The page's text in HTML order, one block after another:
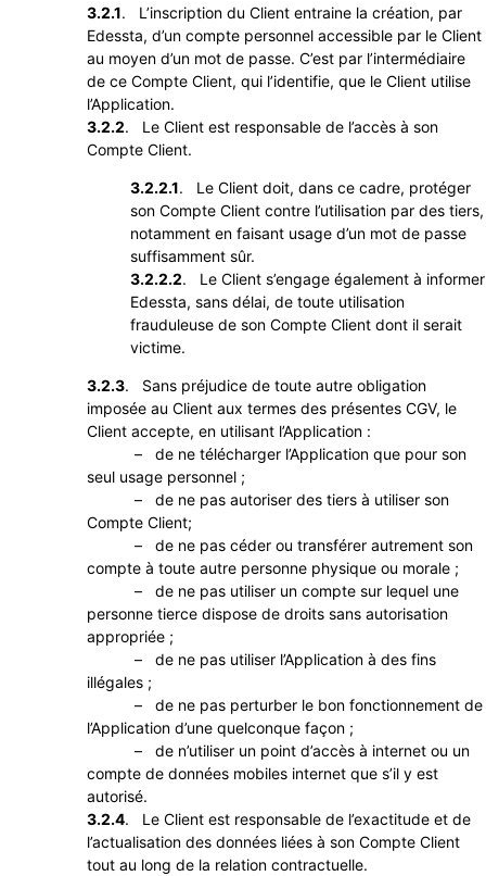
3.2.1. L’inscription du Client entraine la création, par
Edessta, d’un compte personnel accessible par le Client
au moyen d’un mot de passe. C’est par l’intermédiaire
de ce Compte Client, qui l’identifie, que le Client utilise
l’Application.
3.2.2. Le Client est responsable de l’accès à son
Compte Client.
3.2.2.1. Le Client doit, dans ce cadre, protéger
son Compte Client contre l’utilisation par des tiers,
notamment en faisant usage d’un mot de passe
suffisamment sûr.
3.2.2.2. Le Client s’engage également à informer
Edessta, sans délai, de toute utilisation
frauduleuse de son Compte Client dont il serait
victime.
3.2.3. Sans préjudice de toute autre obligation
imposée au Client aux termes des présentes CGV, le
Client accepte, en utilisant l’Application :
– de ne télécharger l’Application que pour son
seul usage personnel ;
– de ne pas autoriser des tiers à utiliser son
Compte Client;
– de ne pas céder ou transférer autrement son
compte à toute autre personne physique ou morale ;
– de ne pas utiliser un compte sur lequel une
personne tierce dispose de droits sans autorisation
appropriée ;
– de ne pas utiliser l’Application à des fins
illégales ;
– de ne pas perturber le bon fonctionnement de
l’Application d’une quelconque façon ;
– de n’utiliser un point d’accès à internet ou un
compte de données mobiles internet que s’il y est
autorisé.
3.2.4. Le Client est responsable de l’exactitude et de
l’actualisation des données liées à son Compte Client
tout au long de la relation contractuelle.